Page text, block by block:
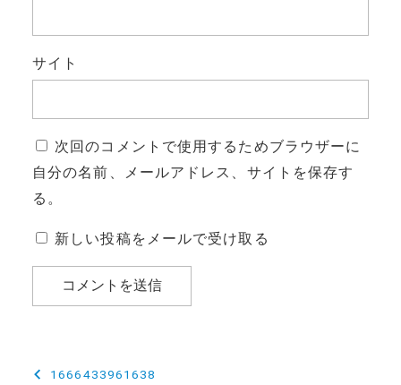
サイト
次回のコメントで使用するためブラウザーに
自分の名前、メールアドレス、サイトを保存す
る。
新しい投稿をメールで受け取る
投
1666433961638